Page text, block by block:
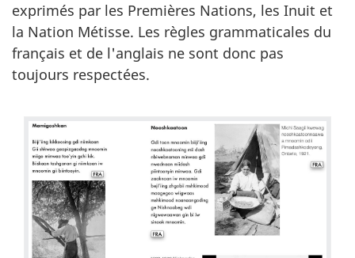
exprimés par les Premières Nations, les Inuit et
la Nation Métisse. Les règles grammaticales du
français et de l'anglais ne sont donc pas
toujours respectées.